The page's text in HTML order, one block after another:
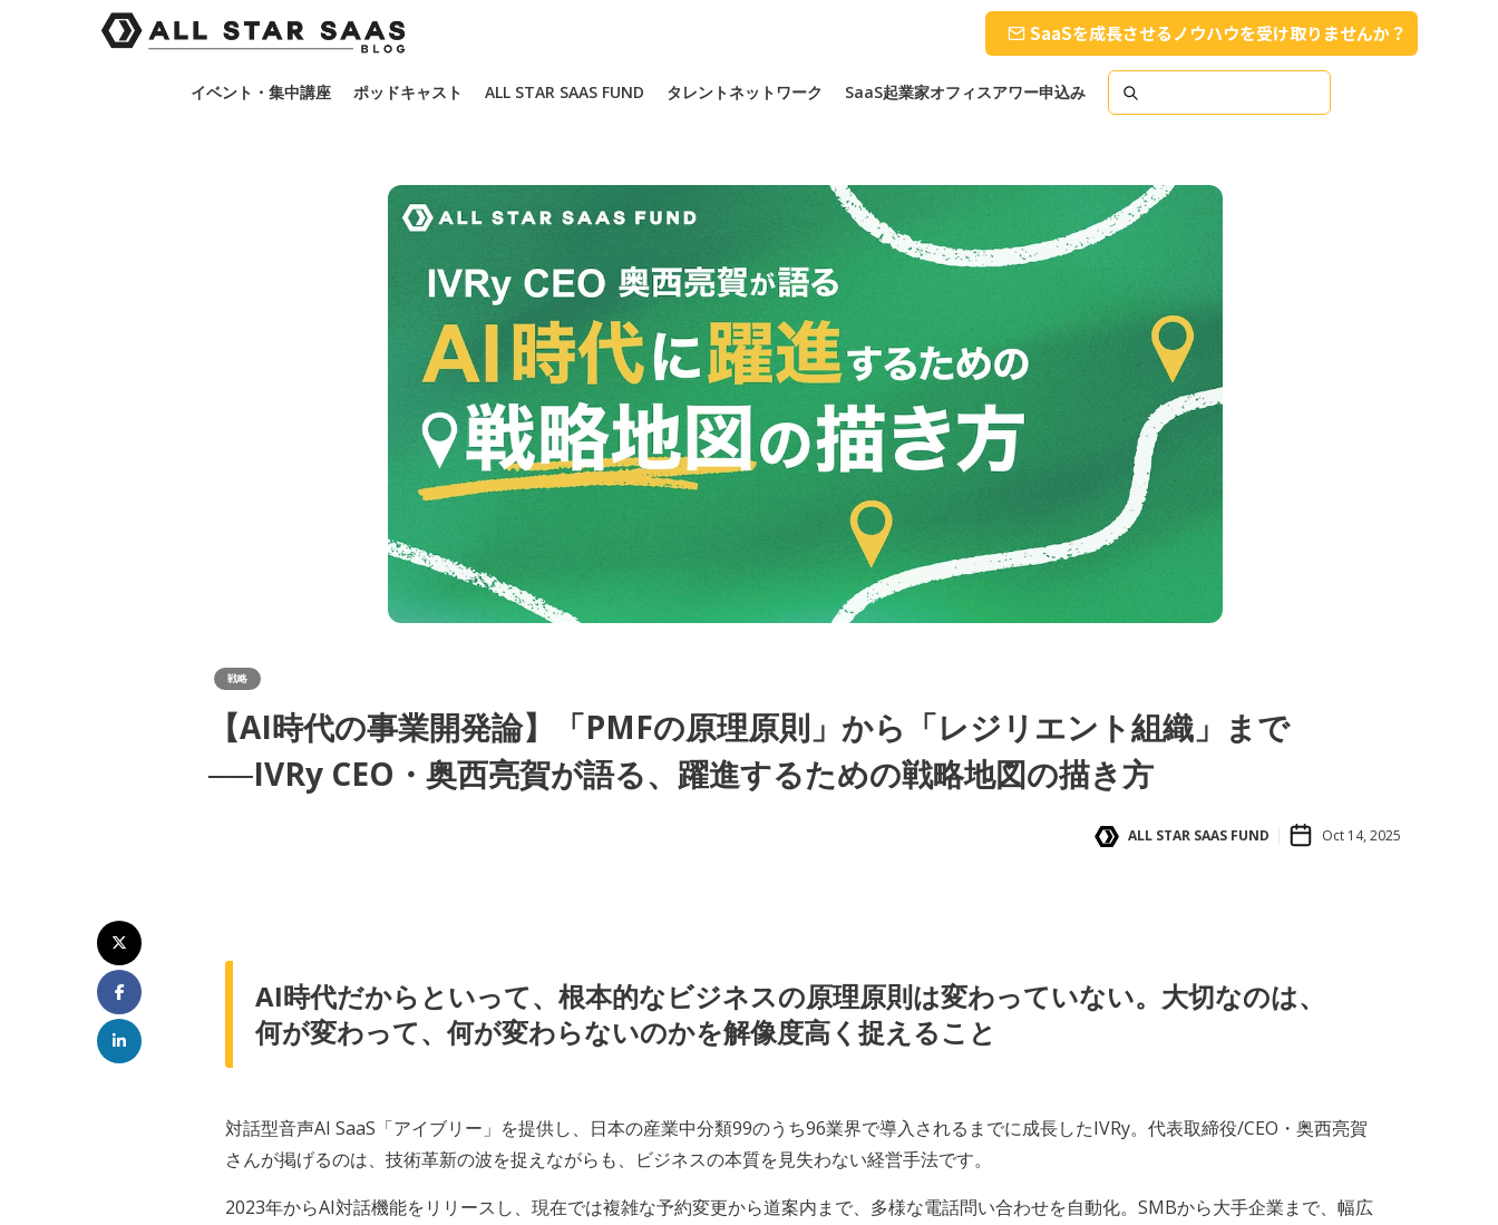
SaaSを成長させるノウハウを受け取りませんか？
イベント・集中講座 ポッドキャスト ALL STAR SAAS FUND タレントネットワーク SaaS起業家オフィスアワー申込み
戦略
【AI時代の事業開発論】「PMFの原理原則」から「レジリエント組織」まで
──IVRy CEO・奥西亮賀が語る、躍進するための戦略地図の描き方
ALL STAR SAAS FUND Oct 14, 2025
AI時代だからといって、根本的なビジネスの原理原則は変わっていない。大切なのは、
何が変わって、何が変わらないのかを解像度高く捉えること
対話型音声AI SaaS「アイブリー」を提供し、日本の産業中分類99のうち96業界で導入されるまでに成長したIVRy。代表取締役/CEO・奥西亮賀
さんが掲げるのは、技術革新の波を捉えながらも、ビジネスの本質を見失わない経営手法です。
2023年からAI対話機能をリリースし、現在では複雑な予約変更から道案内まで、多様な電話問い合わせを自動化。SMBから大手企業まで、幅広